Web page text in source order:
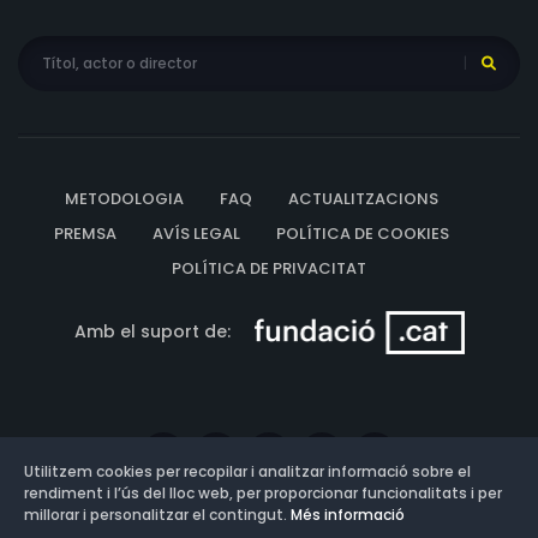
METODOLOGIA FAQ
ACTUALITZACIONS
PREMSA
AVÍS LEGAL
POLÍTICA DE COOKIES
POLÍTICA DE PRIVACITAT
Amb el suport de:
Utilitzem cookies per recopilar i analitzar informació sobre el
rendiment i l’ús del lloc web, per proporcionar funcionalitats i per
millorar i personalitzar el contingut. Més informació